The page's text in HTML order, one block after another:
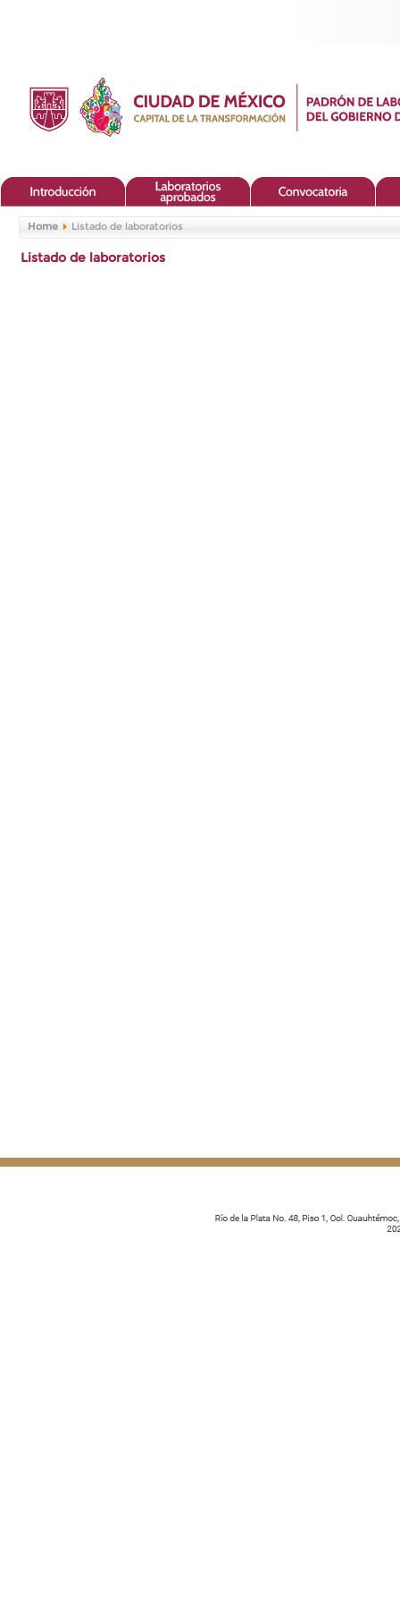
Home Listado de laboratorios
Listado de laboratorios